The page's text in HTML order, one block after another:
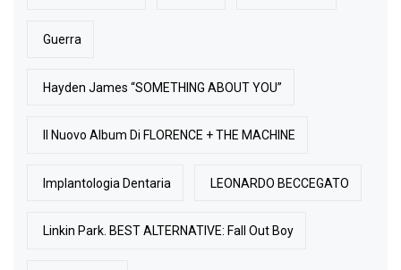
Guerra
Hayden James “SOMETHING ABOUT YOU”
Il Nuovo Album Di FLORENCE + THE MACHINE
Implantologia Dentaria LEONARDO BECCEGATO
Linkin Park. BEST ALTERNATIVE: Fall Out Boy